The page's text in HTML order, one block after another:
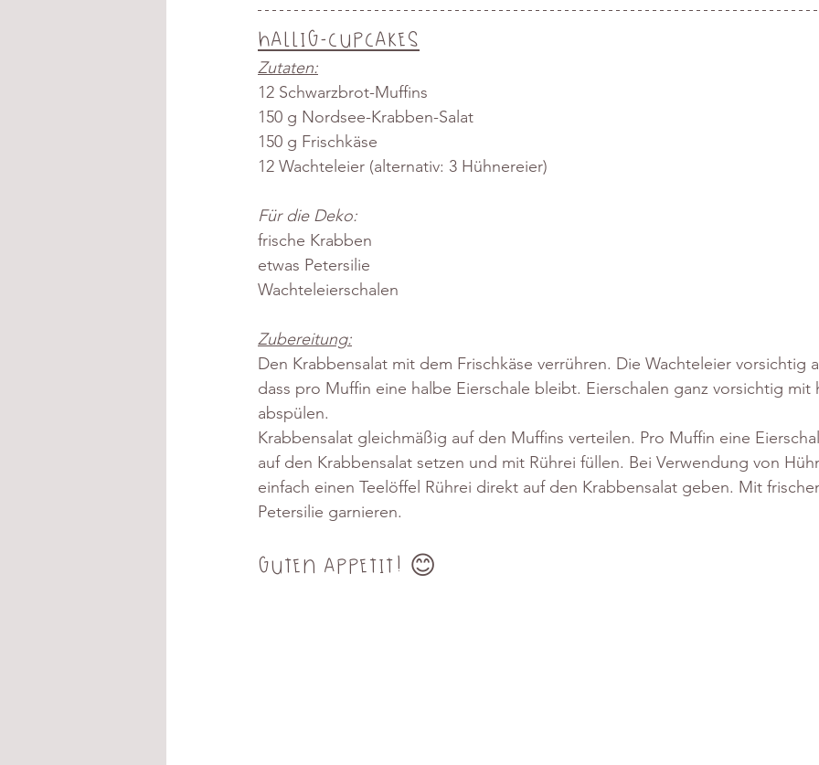
Hallig-Cupcakes
Zutaten:
12 Schwarzbrot-Muffins
150 g Nordsee-Krabben-Salat
150 g Frischkäse
12 Wachteleier (alternativ: 3 Hühnereier)
Für die Deko:
frische Krabben
etwas Petersilie
Wachteleierschalen
Zubereitung:
Den Krabbensalat mit dem Frischkäse verrühren. Die Wachteleier vorsichtig
dass pro Muffin eine halbe Eierschale bleibt. Eierschalen ganz vorsichtig mit
abspülen.
Krabbensalat gleichmäßig auf den Muffins verteilen. Pro Muffin eine
auf den Krabbensalat setzen und mit Rührei füllen. Bei Verwendung von
einfach einen Teelöffel Rührei direkt auf den Krabbensalat geben. Mit
Petersilie garnieren.
Guten Appetit! 😊